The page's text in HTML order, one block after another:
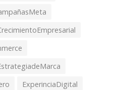
ExperinciaDigital